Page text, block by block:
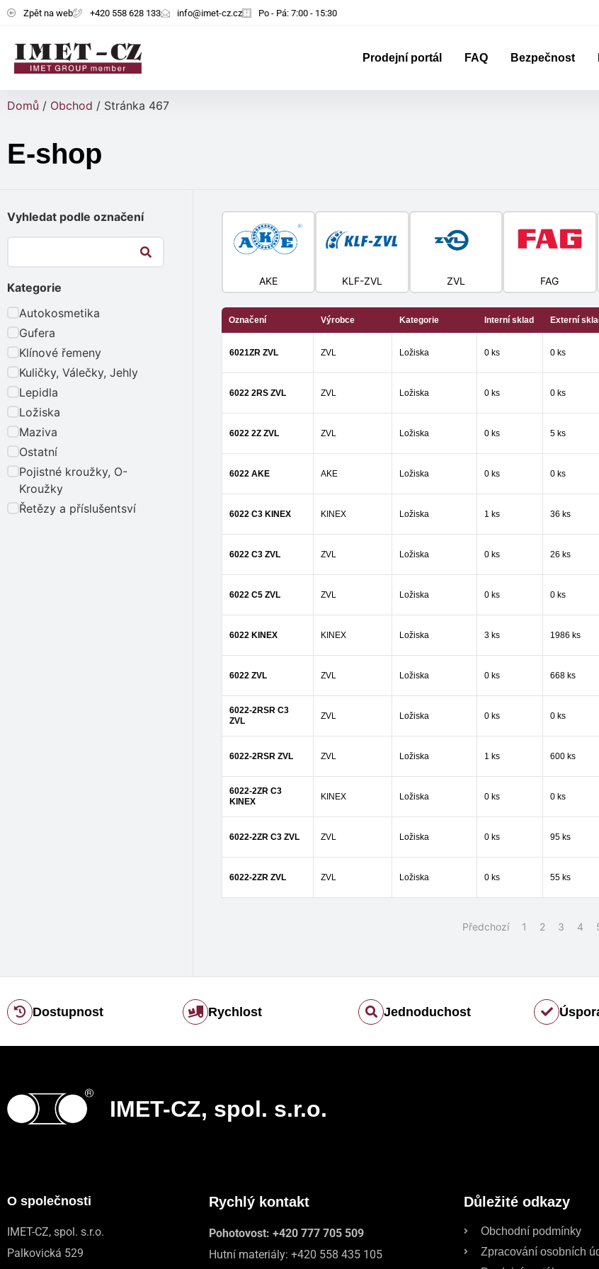
Zpět na web +420 558 628 133 info@imet-cz.cz Po - Pá: 7:00 - 15:30
Prodejní portál FAQ Bezpečnost
Domů / Obchod / Stránka 467
E-shop
Vyhledat podle označení
Kategorie
Autokosmetika
Gufera
Klínové řemeny
Kuličky, Válečky, Jehly
Lepidla
Ložiska
Maziva
Ostatní
Pojistné kroužky, O-
Kroužky
Řetězy a příslušentsví
AKE KLF-ZVL ZVL FAG
Označení Výrobce Kategorie Interní sklad Externí
6021ZR ZVL ZVL Ložiska 0 ks 0 ks
6022 2RS ZVL ZVL Ložiska 0 ks 0 ks
6022 2Z ZVL ZVL Ložiska 0 ks 5 ks
6022 AKE AKE Ložiska 0 ks 0 ks
6022 C3 KINEX KINEX Ložiska 1 ks 36 ks
6022 C3 ZVL ZVL Ložiska 0 ks 26 ks
6022 C5 ZVL ZVL Ložiska 0 ks 0 ks
6022 KINEX KINEX Ložiska 3 ks 1986 ks
6022 ZVL ZVL Ložiska 0 ks 668 ks
6022-2RSR C3
ZVL
ZVL Ložiska 0 ks 0 ks
6022-2RSR ZVL ZVL Ložiska 1 ks 600 ks
6022-2ZR C3
KINEX
KINEX Ložiska 0 ks 0 ks
6022-2ZR C3 ZVL ZVL Ložiska 0 ks 95 ks
6022-2ZR ZVL ZVL Ložiska 0 ks 55 ks
Předchozí 1 2 3 4
Dostupnost Rychlost Jednoduchost
IMET-CZ, spol. s.r.o.
O společnosti
IMET-CZ, spol. s.r.o.
Palkovická 529
Rychlý kontakt
Pohotovost:+420 777 705 509
Hutní materiály:+420 558 435 105
Důležité odkazy
Obchodní podmínky
Zpracování osobních